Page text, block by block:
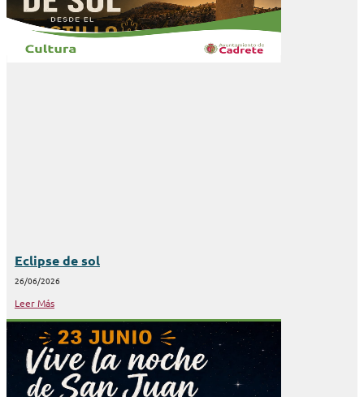
Eclipse de sol
26/06/2026
Leer Más